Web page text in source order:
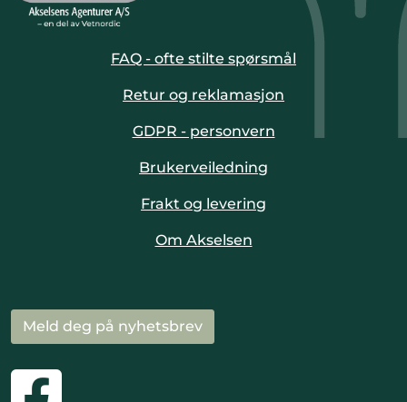
FAQ - ofte stilte spørsmål
Retur og reklamasjon
GDPR - personvern
Brukerveiledning
Frakt og levering
Om Akselsen
Meld deg på nyhetsbrev